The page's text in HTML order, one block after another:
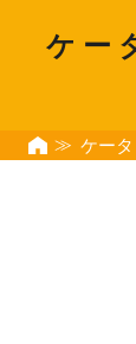
ケー
ケー